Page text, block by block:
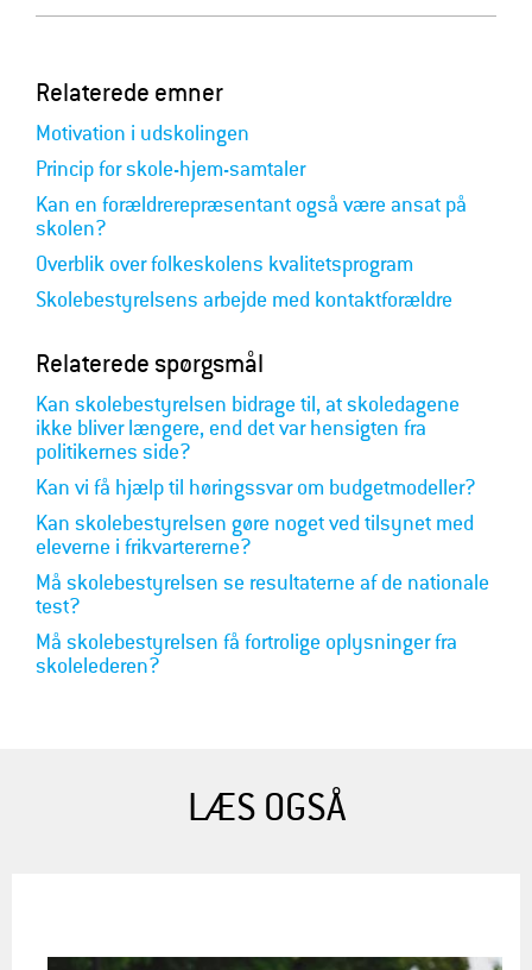
Relaterede emner
Motivation i udskolingen
Princip for skole-hjem-samtaler
Kan en forældrerepræsentant også være ansat på
skolen?
Overblik over folkeskolens kvalitetsprogram
Skolebestyrelsens arbejde med kontaktforældre
Relaterede spørgsmål
Kan skolebestyrelsen bidrage til, at skoledagene
ikke bliver længere, end det var hensigten fra
politikernes side?
Kan vi få hjælp til høringssvar om budgetmodeller?
Kan skolebestyrelsen gøre noget ved tilsynet med
eleverne i frikvartererne?
Må skolebestyrelsen se resultaterne af de nationale
test?
Må skolebestyrelsen få fortrolige oplysninger fra
skolelederen?
LÆS OGSÅ